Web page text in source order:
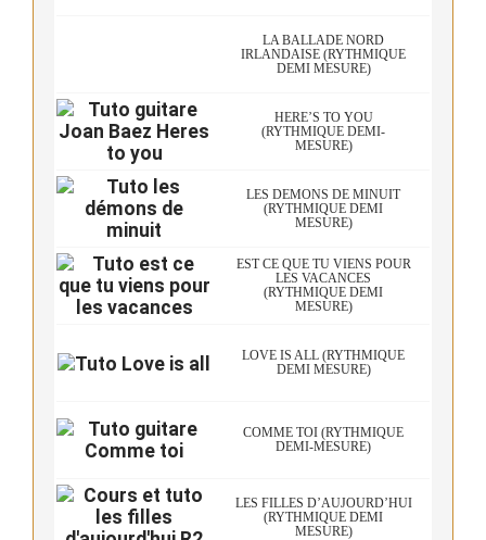
LA BALLADE NORD
IRLANDAISE (RYTHMIQUE
DEMI MESURE)
HERE’S TO YOU
(RYTHMIQUE DEMI-
MESURE)
LES DÉMONS DE MINUIT
(RYTHMIQUE DEMI
MESURE)
EST CE QUE TU VIENS POUR
LES VACANCES
(RYTHMIQUE DEMI
MESURE)
LOVE IS ALL (RYTHMIQUE
DEMI MESURE)
COMME TOI (RYTHMIQUE
DEMI-MESURE)
LES FILLES D’AUJOURD’HUI
(RYTHMIQUE DEMI
MESURE)